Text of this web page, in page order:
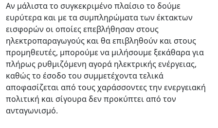
Αν μάλιστα το συγκεκριμένο πλαίσιο το δούμε
ευρύτερα και με τα συμπληρώματα των έκτακτων
εισφορών οι οποίες επεβλήθησαν στους
ηλεκτροπαραγωγούς και θα επιβληθούν και στους
προμηθευτές, μπορούμε να μιλήσουμε ξεκάθαρα για
πλήρως ρυθμιζόμενη αγορά ηλεκτρικής ενέργειας,
καθώς το έσοδο του συμμετέχοντα τελικά
αποφασίζεται από τους χαράσσοντες την ενεργειακή
πολιτική και σίγουρα δεν προκύπτει από τον
ανταγωνισμό.